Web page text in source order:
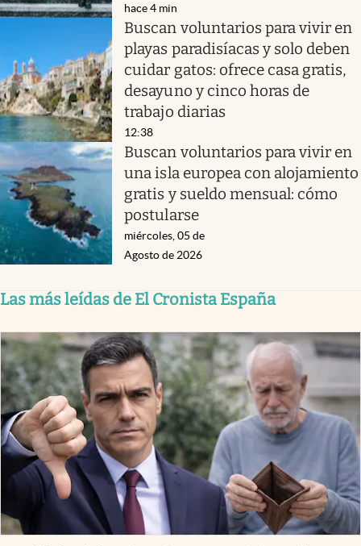
hace 4 min
Buscan voluntarios para vivir en
playas paradisíacas y solo deben
cuidar gatos: ofrece casa gratis,
desayuno y cinco horas de
trabajo diarias
12:38
Buscan voluntarios para vivir en
una isla europea con alojamiento
gratis y sueldo mensual: cómo
postularse
miércoles, 05 de
Agosto de 2026
Las más leídas de El Cronista España